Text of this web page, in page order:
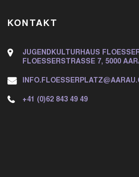
KONTAKT
JUGENDKULTURHAUS
FLOESSERSTRASSE 7, 5000
+41 (0)62 843 49 49